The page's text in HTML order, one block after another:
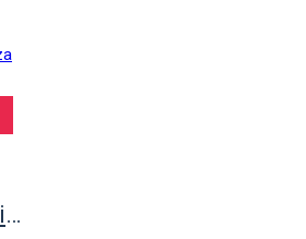
215/55R18 Bridgestone Turanza 6 Enliten